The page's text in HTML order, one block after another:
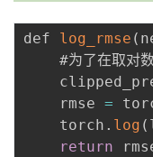
def log_rmse (
#为了在取对
    rmse
=
    torch
. log (
return